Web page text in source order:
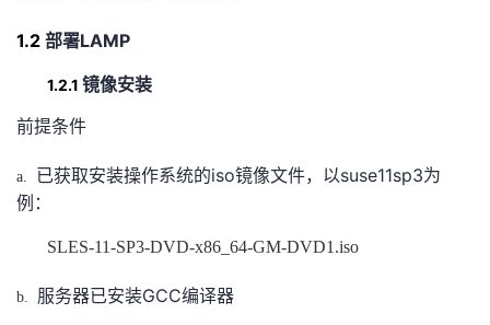
注
的
开
我
的
我
1.2 部署LAMP
1.2.1 镜像安装
前提条件
a. 已获取安装操作系统的iso镜像文件，以suse11sp3为
例：
SLES-11-SP3-DVD-x86_64-GM-DVD1.iso
b. 服务器已安装GCC编译器